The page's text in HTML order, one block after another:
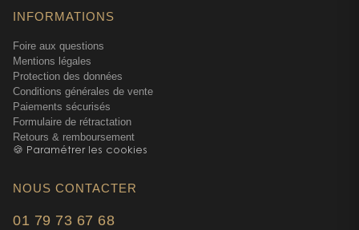
INFORMATIONS
Foire aux questions
Mentions légales
Protection des données
Conditions générales de vente
Paiements sécurisés
Formulaire de rétractation
Retours & remboursement
🍪 Paramétrer les cookies
NOUS CONTACTER
01 79 73 67 68